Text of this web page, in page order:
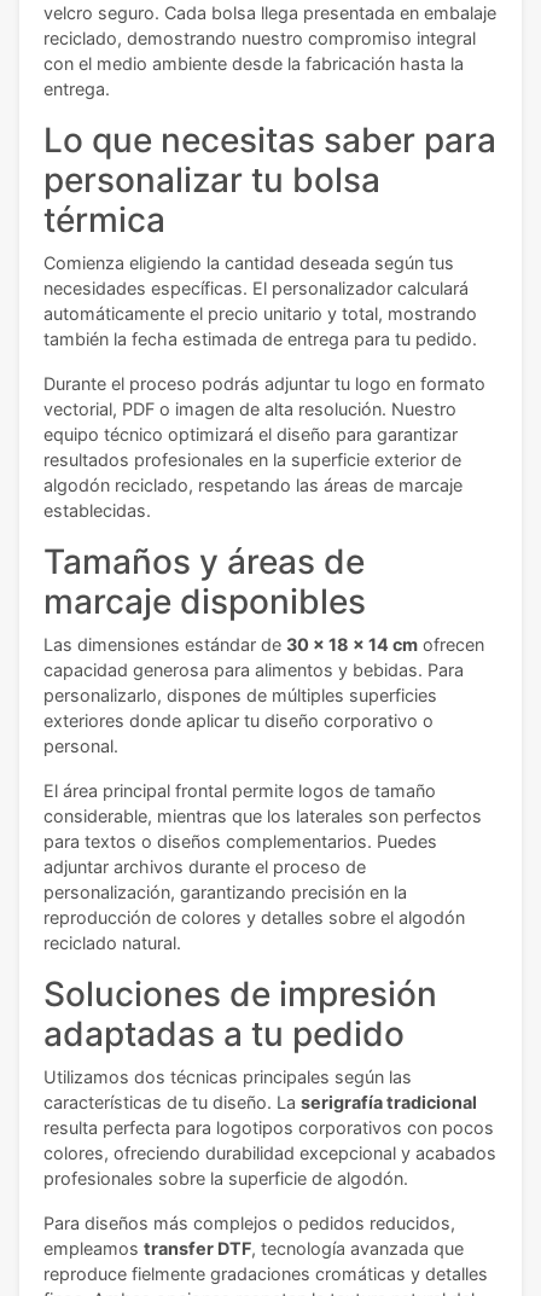
velcro seguro. Cada bolsa llega presentada en embalaje
reciclado, demostrando nuestro compromiso integral
con el medio ambiente desde la fabricación hasta la
entrega.
Lo que necesitas saber para
personalizar tu bolsa
térmica
Comienza eligiendo la cantidad deseada según tus
necesidades específicas. El personalizador calculará
automáticamente el precio unitario y total, mostrando
también la fecha estimada de entrega para tu pedido.
Durante el proceso podrás adjuntar tu logo en formato
vectorial, PDF o imagen de alta resolución. Nuestro
equipo técnico optimizará el diseño para garantizar
resultados profesionales en la superficie exterior de
algodón reciclado, respetando las áreas de marcaje
establecidas.
Tamaños y áreas de
marcaje disponibles
Las dimensiones estándar de 30 x 18 x 14 cm ofrecen
capacidad generosa para alimentos y bebidas. Para
personalizarlo, dispones de múltiples superficies
exteriores donde aplicar tu diseño corporativo o
personal.
El área principal frontal permite logos de tamaño
considerable, mientras que los laterales son perfectos
para textos o diseños complementarios. Puedes
adjuntar archivos durante el proceso de
personalización, garantizando precisión en la
reproducción de colores y detalles sobre el algodón
reciclado natural.
Soluciones de impresión
adaptadas a tu pedido
Utilizamos dos técnicas principales según las
características de tu diseño. La serigrafía tradicional
resulta perfecta para logotipos corporativos con pocos
colores, ofreciendo durabilidad excepcional y acabados
profesionales sobre la superficie de algodón.
Para diseños más complejos o pedidos reducidos,
empleamos transfer DTF, tecnología avanzada que
reproduce fielmente gradaciones cromáticas y detalles